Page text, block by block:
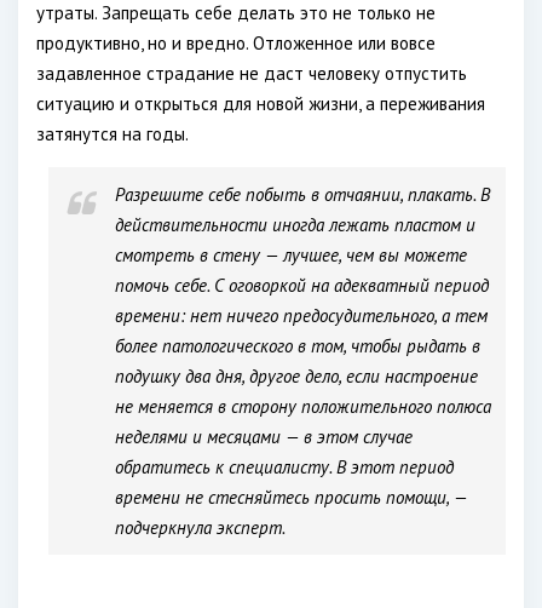
утраты. Запрещать себе делать это не только не
продуктивно, но и вредно. Отложенное или вовсе
задавленное страдание не даст человеку отпустить
ситуацию и открыться для новой жизни, а переживания
затянутся на годы.
Разрешите себе побыть в отчаянии, плакать. В
действительности иногда лежать пластом и
смотреть в стену — лучшее, чем вы можете
помочь себе. С оговоркой на адекватный период
времени: нет ничего предосудительного, а тем
более патологического в том, чтобы рыдать в
подушку два дня, другое дело, если настроение
не меняется в сторону положительного полюса
неделями и месяцами — в этом случае
обратитесь к специалисту. В этот период
времени не стесняйтесь просить помощи, —
подчеркнула эксперт.